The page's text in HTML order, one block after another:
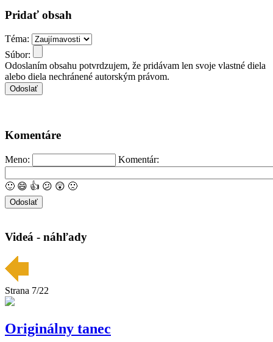
Pridať obsah
Téma:
Súbor:
Odoslaním obsahu potvrdzujem, že pridávam len svoje vlastné diela
alebo diela nechránené autorským právom.
Komentáre
Meno: Komentár:
🙂 😄 👍 😕 😲 🙁
Videá - náhľady
Strana 7/22
Originálny tanec